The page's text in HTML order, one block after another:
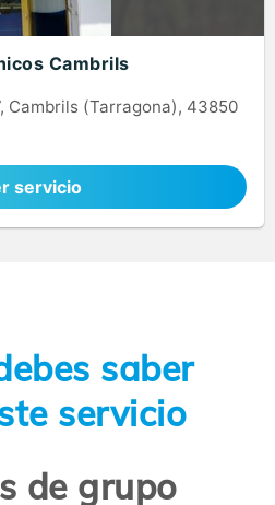
Cambrils
Cambrils (Tarragona), 43850
servicio
saber
servicio
de grupo